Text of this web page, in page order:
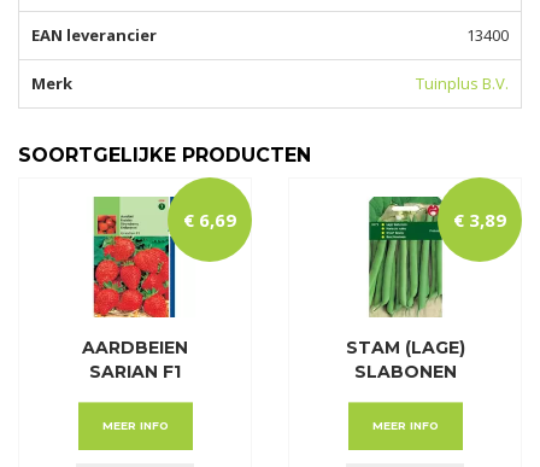
EAN leverancier 13400
Merk Tuinplus B.V.
SOORTGELIJKE PRODUCTEN
AARDBEIEN
SARIAN F1
€ 6,69
MEER INFO
STAM (LAGE)
SLABONEN
€ 3,89
MEER INFO